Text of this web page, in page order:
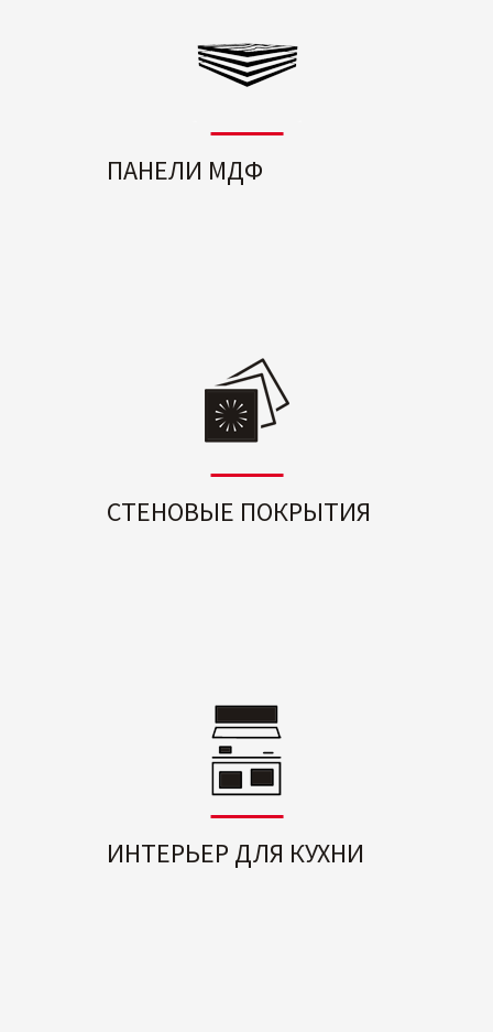
ПАНЕЛИ МДФ
СТЕНОВЫЕ ПОКРЫТИЯ
ИНТЕРЬЕР ДЛЯ КУХНИ